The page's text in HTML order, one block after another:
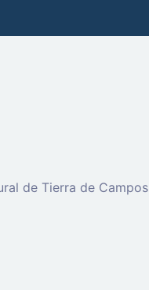
de Tierra de Campos